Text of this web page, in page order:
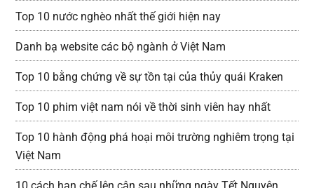
Top 10 nước nghèo nhất thế giới hiện nay
Danh bạ website các bộ ngành ở Việt Nam
Top 10 bằng chứng về sự tồn tại của thủy quái Kraken
Top 10 phim việt nam nói về thời sinh viên hay nhất
Top 10 hành động phá hoại môi trường nghiêm trọng tại
Việt Nam